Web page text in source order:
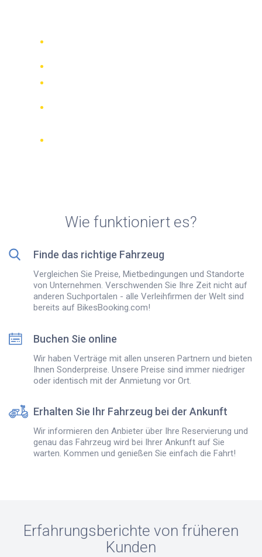
Wie funktioniert es?
Finde das richtige Fahrzeug
Vergleichen Sie Preise, Mietbedingungen und Standorte
von Unternehmen. Verschwenden Sie Ihre Zeit nicht auf
anderen Suchportalen - alle Verleihfirmen der Welt sind
bereits auf BikesBooking.com!
Buchen Sie online
Wir haben Verträge mit allen unseren Partnern und bieten
Ihnen Sonderpreise. Unsere Preise sind immer niedriger
oder identisch mit der Anmietung vor Ort.
Erhalten Sie Ihr Fahrzeug bei der Ankunft
Wir informieren den Anbieter über Ihre Reservierung und
genau das Fahrzeug wird bei Ihrer Ankunft auf Sie
warten. Kommen und genießen Sie einfach die Fahrt!
Erfahrungsberichte von früheren
Kunden